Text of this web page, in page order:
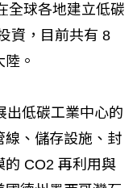
全球各地建立低碳
資，目前共有 8
。
出低碳工業中心的
線、儲存設施、封
的 CO2 再利用與